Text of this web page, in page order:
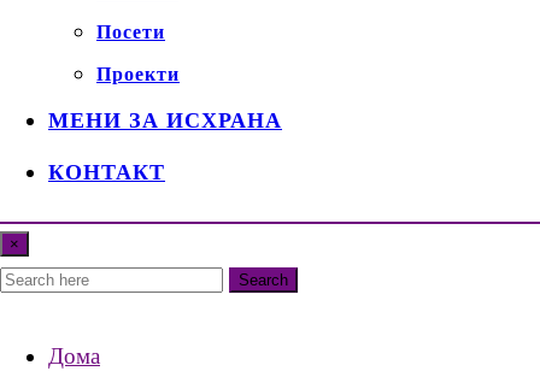
Посети
Проекти
МЕНИ ЗА ИСХРАНА
КОНТАКТ
×
Search
Дома